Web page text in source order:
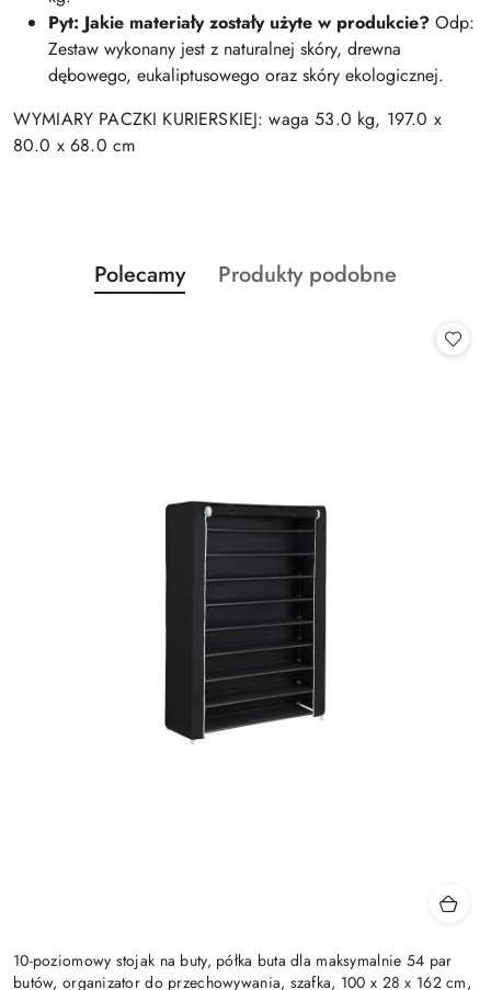
Pyt: Jakie materiały zostały użyte w produkcie? Odp:
Zestaw wykonany jest z naturalnej skóry, drewna
dębowego, eukaliptusowego oraz skóry ekologicznej.
WYMIARY PACZKI KURIERSKIEJ: waga 53.0 kg, 197.0 x
80.0 x 68.0 cm
Pomiń karuzelę produktów
Produkty
o
Polecamy
Produkty
Produkty podobne
10-poziomowy stojak na buty, półka buta dla maksymalnie 54 par
butów, organizator do przechowywania, szafka, 100 x 28 x 162 cm,